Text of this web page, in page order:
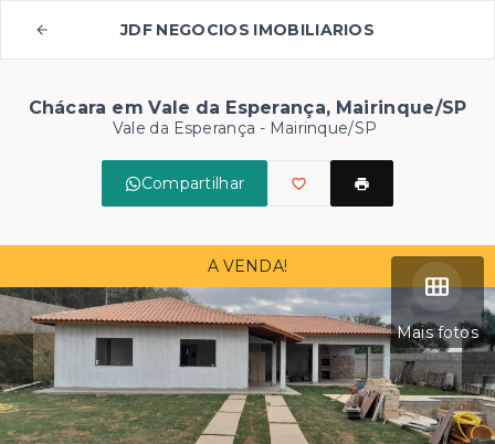
JDF NEGOCIOS IMOBILIARIOS
Chácara em Vale da Esperança, Mairinque/SP
Vale da Esperança - Mairinque/SP
Compartilhar
Mais fotos
A VENDA!